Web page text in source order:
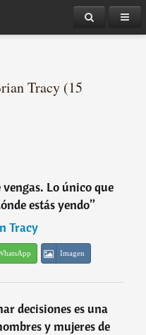
Tracy (15
Lo único que
estás yendo”
Tracy
Imagen
decisiones es una
y mujeres de